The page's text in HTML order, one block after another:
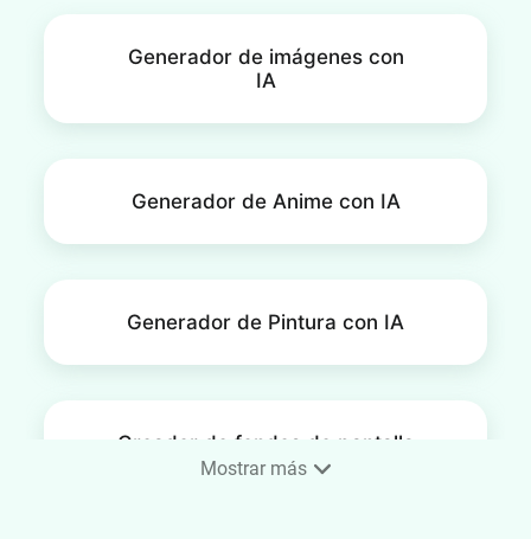
Generador de imágenes con
IA
Generador de Anime con IA
Generador de Pintura con IA
Creador de fondos de pantalla
para teléfono
Mostrar más